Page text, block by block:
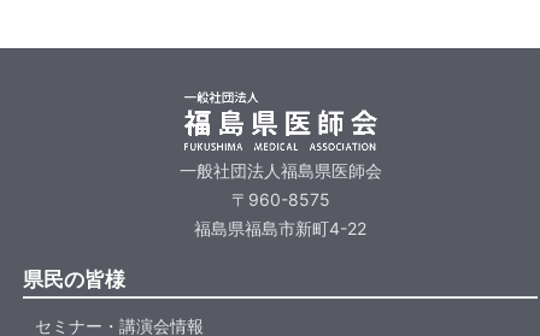
一般社団法人福島県医師会
〒960-8575
福島県福島市新町4-22
県民の皆様
セミナー・講演会情報